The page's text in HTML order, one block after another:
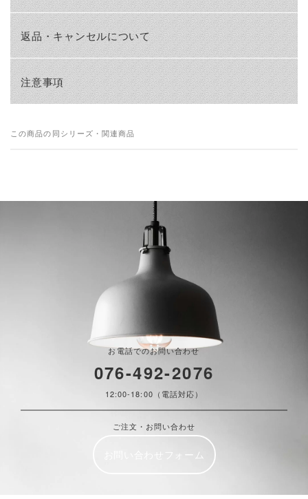
返品・キャンセルについて
注意事項
この商品の同シリーズ・関連商品
お電話でのお問い合わせ
076-492-2076
12:00-18:00（電話対応）
ご注文・お問い合わせ
お問い合わせフォーム